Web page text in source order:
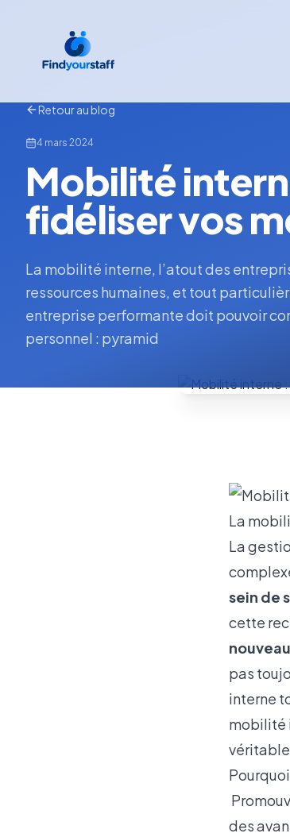
Retour au blog
4 mars 2024
Mobilité
fidéliser vos
La mobilité interne, l’atout des
ressources humaines, et tout
entreprise performante doit pouvoir
personnel : pyramid
La
La
sein de
cette
pas
interne
mobilité
des